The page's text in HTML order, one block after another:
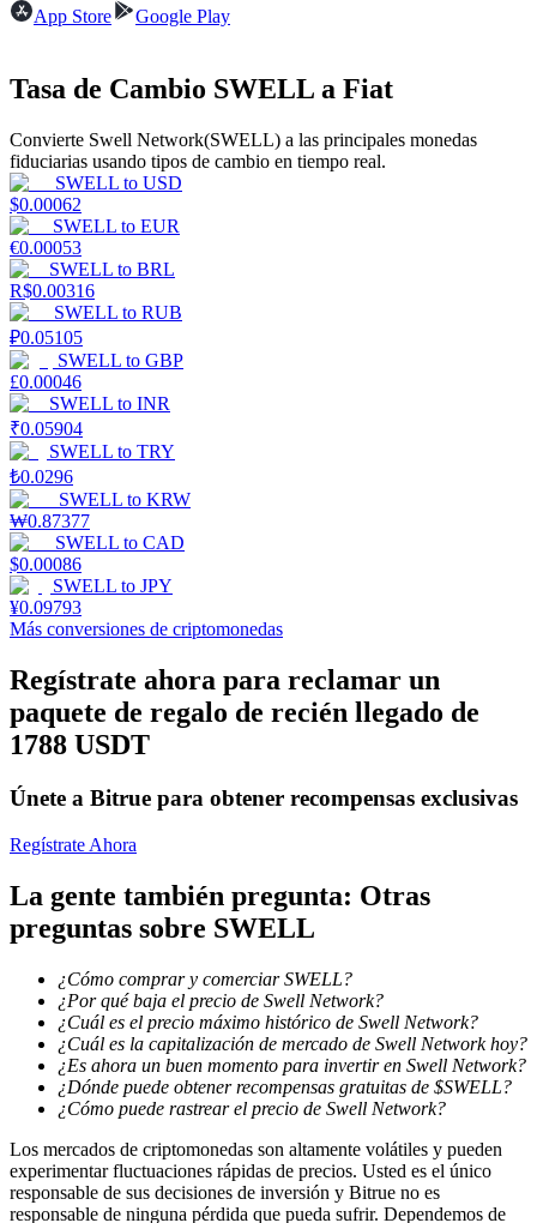
Staking
Alta rentabilidad y acceso instantáneo
Launchpool
Participación flexible para ganar tokens populares
Préstamos
Servicio de préstamos respaldado por criptomonedas
App Store
Google Play
Tasa de Cambio SWELL a Fiat
Convierte Swell Network(SWELL) a las principales monedas
fiduciarias usando tipos de cambio en tiempo real.
SWELL to USD
$0.00062
SWELL to EUR
€0.00053
SWELL to BRL
R$0.00316
SWELL to RUB
₽0.05105
SWELL to GBP
£0.00046
SWELL to INR
₹0.05904
SWELL to TRY
₺0.0296
SWELL to KRW
₩0.87377
SWELL to CAD
$0.00086
SWELL to JPY
¥0.09793
Más conversiones de criptomonedas
Regístrate ahora para reclamar un
paquete de regalo de recién llegado de
1788 USDT
Únete a Bitrue para obtener recompensas exclusivas
Regístrate Ahora
La gente también pregunta: Otras
preguntas sobre SWELL
¿Cómo comprar y comerciar SWELL?
¿Por qué baja el precio de Swell Network?
¿Cuál es el precio máximo histórico de Swell Network?
¿Cuál es la capitalización de mercado de Swell Network hoy?
¿Es ahora un buen momento para invertir en Swell Network?
¿Dónde puede obtener recompensas gratuitas de $SWELL?
¿Cómo puede rastrear el precio de Swell Network?
Los mercados de criptomonedas son altamente volátiles y pueden
experimentar fluctuaciones rápidas de precios. Usted es el único
responsable de sus decisiones de inversión y Bitrue no es
responsable de ninguna pérdida que pueda sufrir. Dependemos de